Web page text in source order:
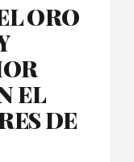
ORO
EL
DE